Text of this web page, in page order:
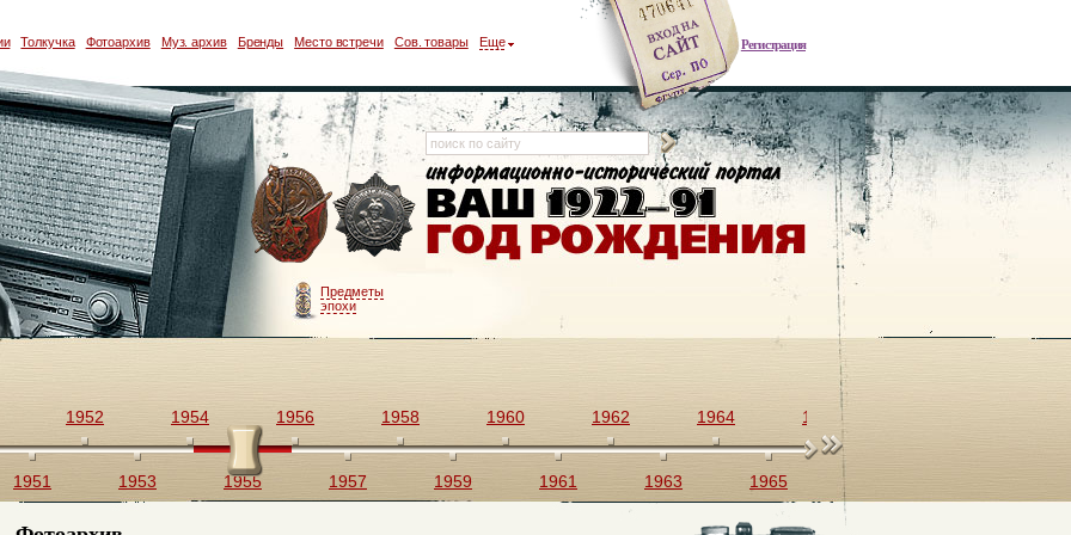
Регистрация
Толкучка Фотоархив Муз. архив Бренды Место встречи Сов. товары Еще
Предметы
эпохи
1951
1952
1953
1954
1955
1956
1957
1958
1959
1960
1961
1962
1963
1964
1965
1966